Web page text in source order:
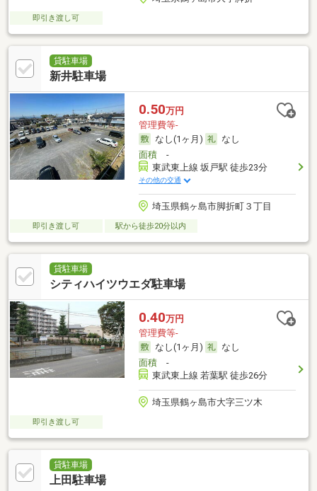
即引き渡し可
貸駐車場
新井駐車場
0.50万円
管理費等-
なし(1ヶ月)
なし
面積-
東武東上線 坂戸駅 徒歩23分
その他の交通
埼玉県鶴ヶ島市脚折町３丁目
即引き渡し可 駅から徒歩20分以内
貸駐車場
シティハイツウエダ駐車場
0.40万円
管理費等-
なし(1ヶ月)
なし
面積-
東武東上線 若葉駅 徒歩26分
埼玉県鶴ヶ島市大字三ツ木
即引き渡し可
貸駐車場
上田駐車場